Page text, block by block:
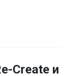
Create и